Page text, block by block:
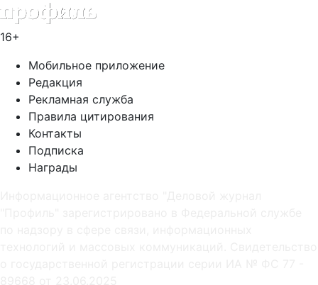
16+
Мобильное приложение
Редакция
Рекламная служба
Правила цитирования
Контакты
Подписка
Награды